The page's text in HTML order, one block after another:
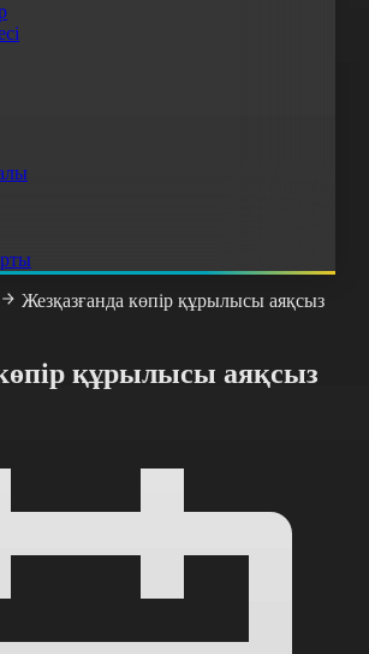
Жезқазғанда көпір құрылысы аяқсыз
құрылысы аяқсыз